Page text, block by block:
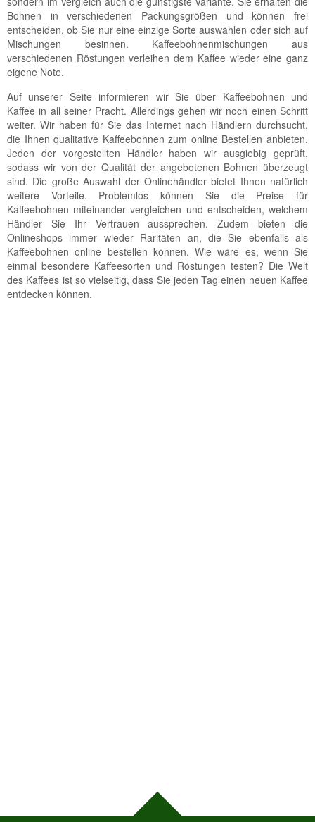
Bohnen in verschiedenen Packungsgrößen und können frei
entscheiden, ob Sie nur eine einzige Sorte auswählen oder sich auf
Mischungen besinnen. Kaffeebohnenmischungen aus
verschiedenen Röstungen verleihen dem Kaffee wieder eine ganz
eigene Note.
Auf unserer Seite informieren wir Sie über Kaffeebohnen und
Kaffee in all seiner Pracht. Allerdings gehen wir noch einen Schritt
weiter. Wir haben für Sie das Internet nach Händlern durchsucht,
die Ihnen qualitative Kaffeebohnen zum online Bestellen anbieten.
Jeden der vorgestellten Händler haben wir ausgiebig geprüft,
sodass wir von der Qualität der angebotenen Bohnen überzeugt
sind. Die große Auswahl der Onlinehändler bietet Ihnen natürlich
weitere Vorteile. Problemlos können Sie die Preise für
Kaffeebohnen miteinander vergleichen und entscheiden, welchem
Händler Sie Ihr Vertrauen aussprechen. Zudem bieten die
Onlineshops immer wieder Raritäten an, die Sie ebenfalls als
Kaffeebohnen online bestellen können. Wie wäre es, wenn Sie
einmal besondere Kaffeesorten und Röstungen testen? Die Welt
des Kaffees ist so vielseitig, dass Sie jeden Tag einen neuen Kaffee
entdecken können.